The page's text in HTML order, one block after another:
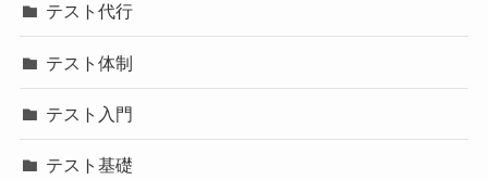
テスト代行
テスト体制
テスト入門
テスト基礎